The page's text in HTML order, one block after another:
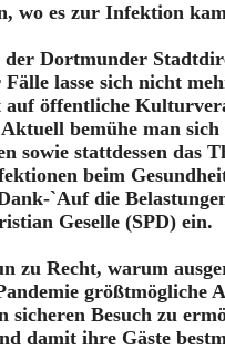
wo es zur Infektion
Dortmunder
lasse sich nicht
auf öffentliche
bemühe man
sowie stattdessen das
beim
`Auf die
Geselle (SPD) ein.
zu Recht, warum
sicheren Besuch zu
damit ihre Gäste